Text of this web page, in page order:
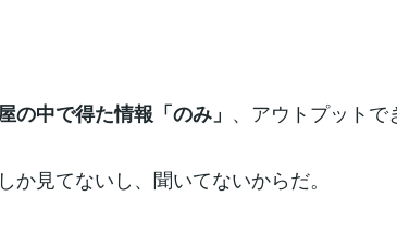
の中で得た情報「のみ」 、アウトプットで
見てないし、聞いてないからだ。